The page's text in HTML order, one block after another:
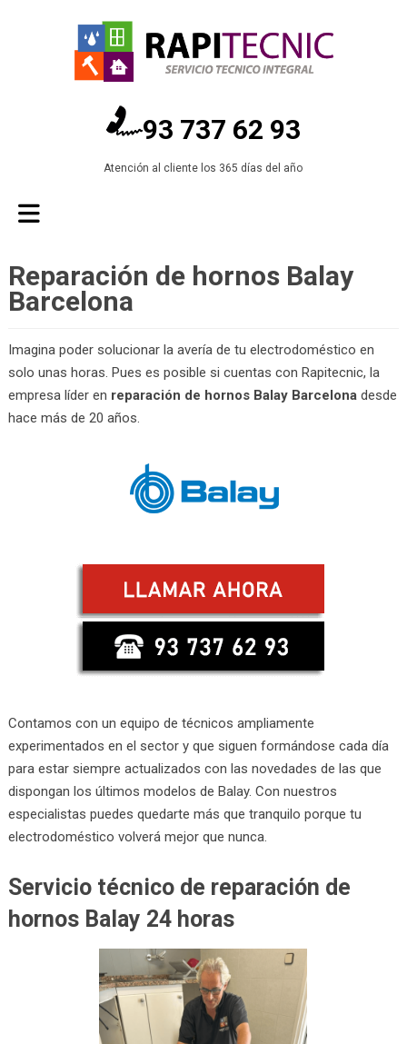
93 737 62 93
Atención al cliente los 365 días del año
Reparación de hornos Balay
Barcelona
Imagina poder solucionar la avería de tu electrodoméstico en
solo unas horas. Pues es posible si cuentas con Rapitecnic, la
empresa líder en reparación de hornos Balay Barcelonadesde
hace más de 20 años.
Contamos con un equipo de técnicos ampliamente
experimentados en el sector y que siguen formándose cada día
para estar siempre actualizados con las novedades de las que
dispongan los últimos modelos de Balay. Con nuestros
especialistas puedes quedarte más que tranquilo porque tu
electrodoméstico volverá mejor que nunca.
Servicio técnico de reparación de
hornos Balay 24 horas